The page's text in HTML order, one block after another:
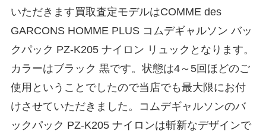
いただきます買取査定モデルはCOMME des
GARCONS HOMME PLUS コムデギャルソン バッ
クパック PZ-K205 ナイロン リュックとなります。
カラーはブラック 黒です。状態は4～5回ほどのご
使用ということでしたので当店でも最大限にお付
けさせていただきました。コムデギャルソンのバ
ックパック PZ-K205 ナイロンは斬新なデザインで